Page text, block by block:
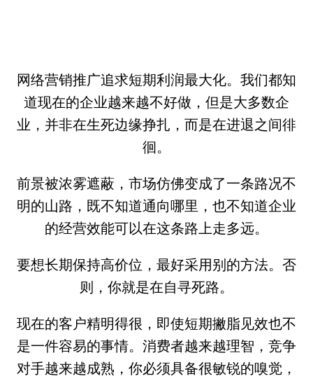
网络营销推广追求短期利润最大化。我们都知
道现在的企业越来越不好做，但是大多数企
业，并非在生死边缘挣扎，而是在进退之间徘
徊。
前景被浓雾遮蔽，市场仿佛变成了一条路况不
明的山路，既不知道通向哪里，也不知道企业
的经营效能可以在这条路上走多远。
要想长期保持高价位，最好采用别的方法。否
则，你就是在自寻死路。
现在的客户精明得很，即使短期撇脂见效也不
是一件容易的事情。消费者越来越理智，竞争
对手越来越成熟，你必须具备很敏锐的嗅觉，